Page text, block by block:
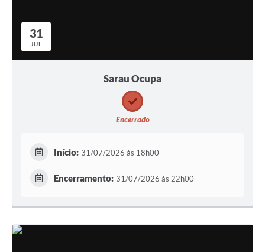
31
JUL
Sarau Ocupa
Encerrado
Início: 31/07/2026 às 18h00
Encerramento: 31/07/2026 às 22h00